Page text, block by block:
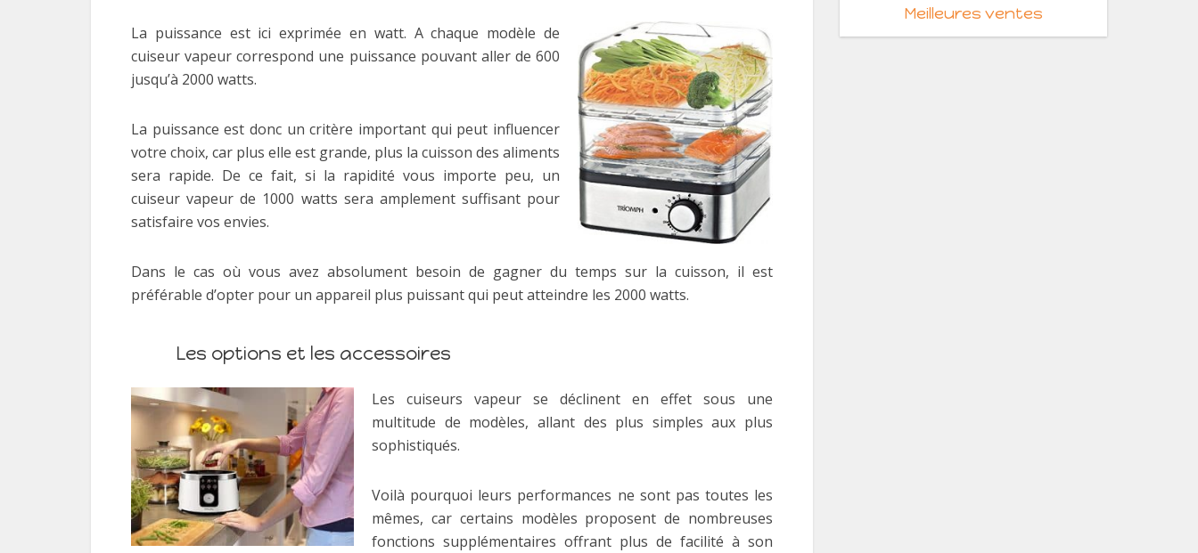
La puissance est ici exprimée en watt. A chaque modèle de
cuiseur vapeur correspond une puissance pouvant aller de 600
jusqu’à 2000 watts.
La puissance est donc un critère important qui peut influencer
votre choix, car plus elle est grande, plus la cuisson des aliments
sera rapide. De ce fait, si la rapidité vous importe peu, un
cuiseur vapeur de 1000 watts sera amplement suffisant pour
satisfaire vos envies.
Dans le cas où vous avez absolument besoin de gagner du temps sur la cuisson, il est
préférable d’opter pour un appareil plus puissant qui peut atteindre les 2000 watts.
Les options et les accessoires
Les cuiseurs vapeur se déclinent en effet sous une
multitude de modèles, allant des plus simples aux plus
sophistiqués.
Voilà pourquoi leurs performances ne sont pas toutes les
mêmes, car certains modèles proposent de nombreuses
fonctions supplémentaires offrant plus de facilité à son
Meilleures ventes